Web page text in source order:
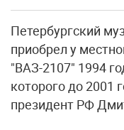
Петербургский
приобрел у
"ВАЗ-2107" 1994
которого до 2001
президент РФ